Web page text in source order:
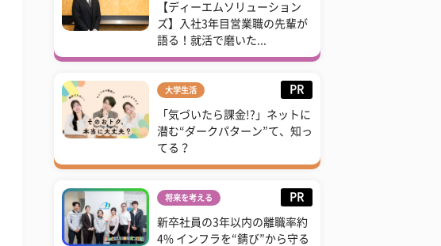
【ディーエムソリューション
ズ】入社3年目営業職の先輩が
語る！就活で磨いた...
大学生活 PR
「気づいたら課金!?」ネットに
潜む“ダークパターン”て、知っ
てる？
将来を考える PR
新卒社員の3年以内の離職率約
4% インフラを“錆び”から守る